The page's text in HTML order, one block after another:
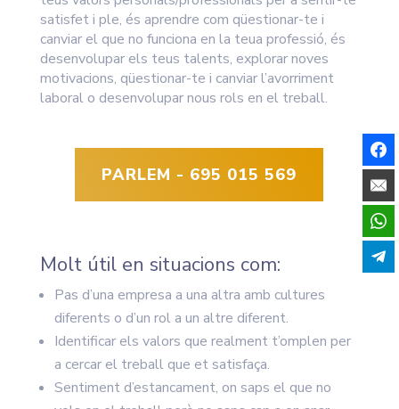
satisfet i ple, és aprendre com qüestionar-te i
canviar el que no funciona en la teua professió, és
desenvolupar els teus talents, explorar noves
motivacions, qüestionar-te i canviar l’avorriment
laboral o desenvolupar nous rols en el treball.
PARLEM - 695 015 569
Molt útil en situacions com:
Pas d’una empresa a una altra amb cultures
diferents o d’un rol a un altre diferent.
Identificar els valors que realment t’omplen per
a cercar el treball que et satisfaça.
Sentiment d’estancament, on saps el que no